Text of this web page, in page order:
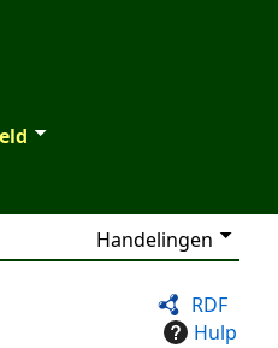
Handelingen
RDF
Hulp